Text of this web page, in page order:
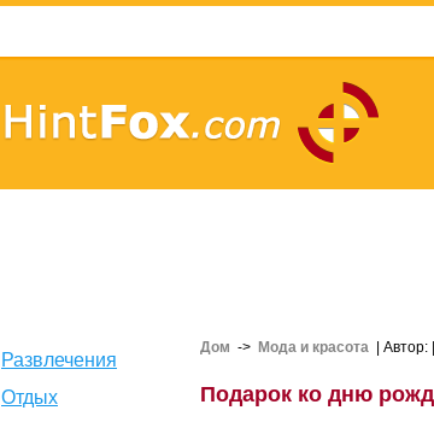
Развлечения
Отдых
Дом -> Мода и красота | Автор:
Подарок ко дню